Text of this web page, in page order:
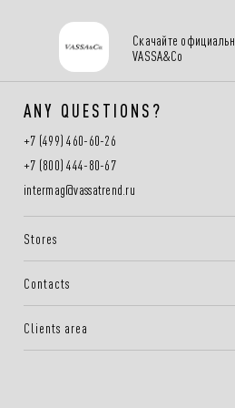
Скачайте
VASSA&Co
ANY QUESTIONS?
+7 (499) 460-60-26
+7 (800) 444-80-67
intermag@vassatrend.ru
Stores
Contacts
Clients area